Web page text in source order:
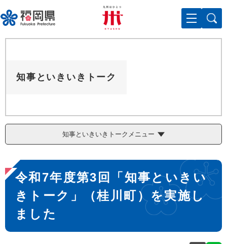
ー
ジ
の
メニューを飛ばして本文へ
知事といきいきトーク
知事といきいきトークメニュー
本
文
令和7年度第3回「知事といきい
きトーク」（桂川町）を実施し
ました